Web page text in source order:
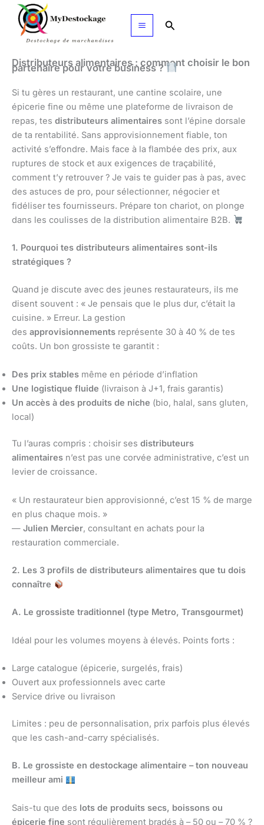
Aller
contenu
Rechercher
Distributeurs alimentaires : comment choisir le bon
partenaire pour votre business ?
Si tu gères un restaurant, une cantine scolaire, une
épicerie fine ou même une plateforme de livraison de
repas, tes distributeurs alimentaires sont l’épine dorsale
de ta rentabilité. Sans approvisionnement fiable, ton
activité s’effondre. Mais face à la flambée des prix, aux
ruptures de stock et aux exigences de traçabilité,
comment t’y retrouver ? Je vais te guider pas à pas, avec
des astuces de pro, pour sélectionner, négocier et
fidéliser tes fournisseurs. Prépare ton chariot, on plonge
dans les coulisses de la distribution alimentaire B2B.
1. Pourquoi tes distributeurs alimentaires sont-ils
stratégiques ?
Quand je discute avec des jeunes restaurateurs, ils me
disent souvent : « Je pensais que le plus dur, c’était la
cuisine. » Erreur. La gestion
des approvisionnements représente 30 à 40 % de tes
coûts. Un bon grossiste te garantit :
Des prix stables même en période d’inflation
Une logistique fluide (livraison à J+1, frais garantis)
Un accès à des produits de niche (bio, halal, sans gluten,
local)
Tu l’auras compris : choisir ses distributeurs
alimentaires n’est pas une corvée administrative, c’est un
levier de croissance.
« Un restaurateur bien approvisionné, c’est 15 % de marge
en plus chaque mois. »
— Julien Mercier, consultant en achats pour la
restauration commerciale.
2. Les 3 profils de distributeurs alimentaires que tu dois
connaître
A. Le grossiste traditionnel (type Metro, Transgourmet)
Idéal pour les volumes moyens à élevés. Points forts :
Large catalogue (épicerie, surgelés, frais)
Ouvert aux professionnels avec carte
Service drive ou livraison
Limites : peu de personnalisation, prix parfois plus élevés
que les cash-and-carry spécialisés.
B. Le grossiste en destockage alimentaire – ton nouveau
meilleur ami
Sais-tu que des lots de produits secs, boissons ou
épicerie fine sont régulièrement bradés à – 50 ou – 70 % ?